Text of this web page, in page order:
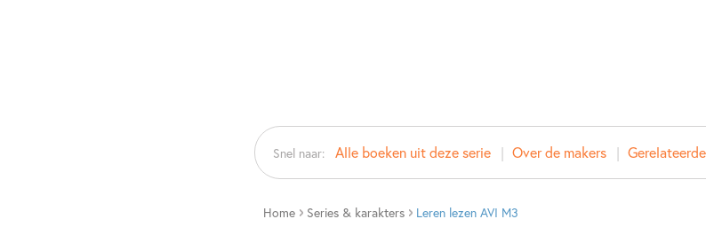
Snel naar: Alle boeken uit deze serie Over de makers
Home Series & karakters Leren lezen AVI M3